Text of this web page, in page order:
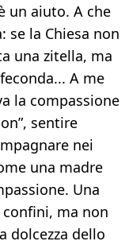
un aiuto. A che
se la Chiesa non
una zitella, ma
A me
la compassione
sentire
nei
una madre
Una
confini, ma non
dolcezza dello